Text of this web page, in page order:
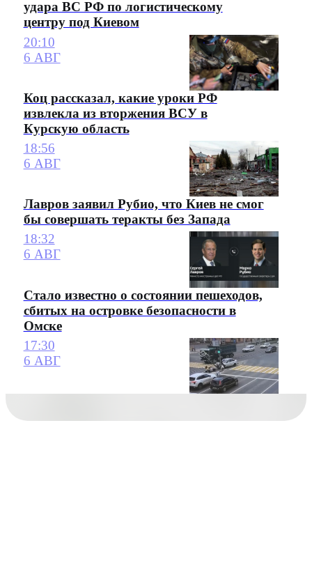
удара ВС РФ по логистическому
центру под Киевом
20:10
6 АВГ
Коц рассказал, какие уроки РФ
извлекла из вторжения ВСУ в
Курскую область
18:56
6 АВГ
Лавров заявил Рубио, что Киев не смог
бы совершать теракты без Запада
18:32
6 АВГ
Стало известно о состоянии пешеходов,
сбитых на островке безопасности в
Омске
17:30
6 АВГ